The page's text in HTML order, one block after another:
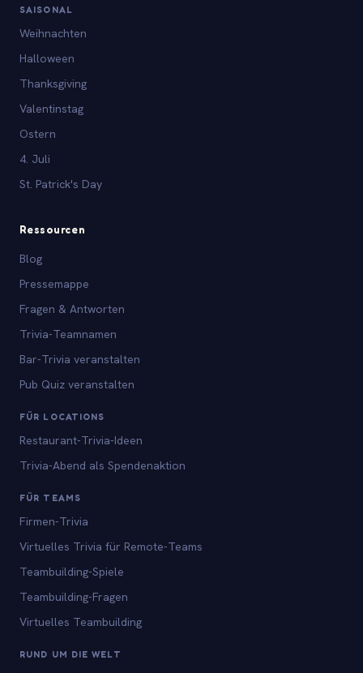
SAISONAL
Weihnachten
Halloween
Thanksgiving
Valentinstag
Ostern
4. Juli
St. Patrick's Day
Ressourcen
Blog
Pressemappe
Fragen & Antworten
Trivia-Teamnamen
Bar-Trivia veranstalten
Pub Quiz veranstalten
FÜR LOCATIONS
Restaurant-Trivia-Ideen
Trivia-Abend als Spendenaktion
FÜR TEAMS
Firmen-Trivia
Virtuelles Trivia für Remote-Teams
Teambuilding-Spiele
Teambuilding-Fragen
Virtuelles Teambuilding
RUND UM DIE WELT